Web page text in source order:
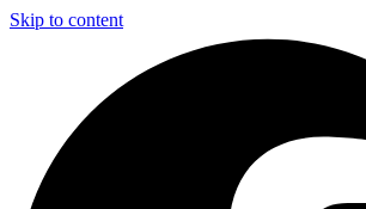
Skip to content